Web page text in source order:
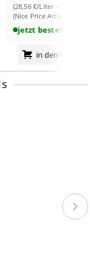
(28,56 €/Liter - ohne
(Nice Price Artikel)
jetzt bestellbar
in den